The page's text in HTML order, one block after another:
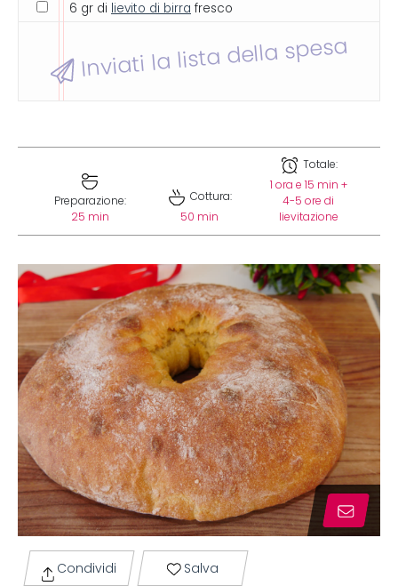
6 gr di lievito di birra fresco
Inviati la lista della spesa
Preparazione:
25 min
Cottura:
50 min
Totale:
1 ora e 15 min +
4-5 ore di
lievitazione
Condividi Salva